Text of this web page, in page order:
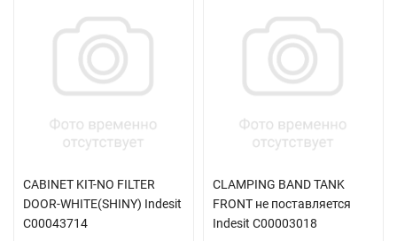
CABINET KIT-NO FILTER
DOOR-WHITE(SHINY) Indesit
C00043714
CLAMPING BAND TANK
FRONT не поставляется
Indesit C00003018